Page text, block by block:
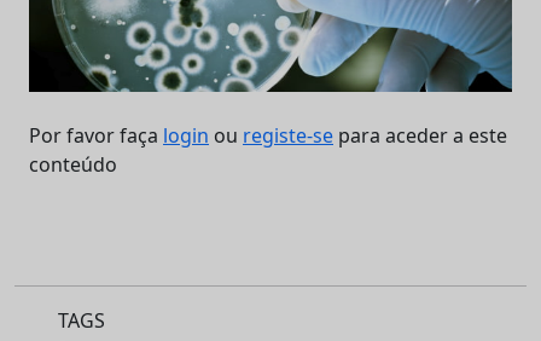
Por favor faça login ou registe-se para aceder a este
conteúdo
TAGS